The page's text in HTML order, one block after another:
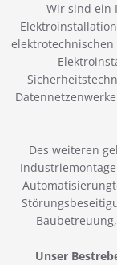
Wir sind ein
Des weiteren
Unser